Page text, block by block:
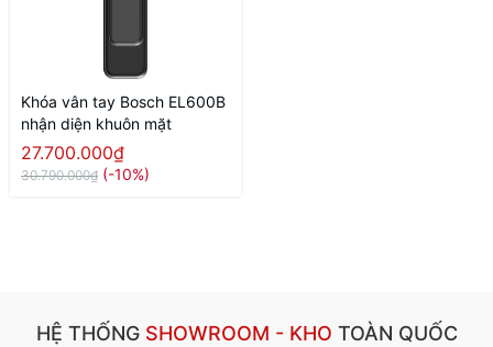
Khóa vân tay Bosch EL600B
nhận diện khuôn mặt
27.700.000₫
30.790.000₫ (-10%)
HỆ THỐNGSHOWROOM - KHO TOÀN QUỐC